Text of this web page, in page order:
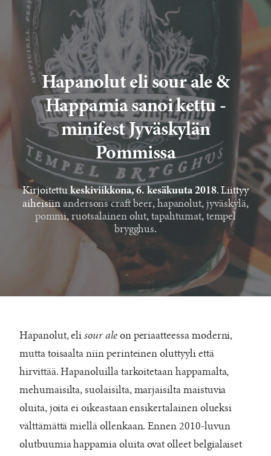
Hapanolut eli sour ale &
Happamia sanoi kettu -
minifest Jyväskylän
Pommissa
Kirjoitettukeskiviikkona, 6. kesäkuuta 2018. Liittyy
aiheisiin andersons craft beer, hapanolut,jyväskylä,
pommi,ruotsalainen olut,tapahtumat, tempel
brygghus.
Hapanolut, elisour aleon periaatteessa moderni,
mutta toisaalta niin perinteinen oluttyyli että
hirvittää. Hapanoluilla tarkoitetaan happamalta,
mehumaisilta, suolaisilta, marjaisilta maistuvia
oluita, joita ei oikeastaan ensikertalainen olueksi
välttämättä miellä ollenkaan. Ennen 2010-luvun
olutbuumia happamia oluita ovat olleet belgialaiset